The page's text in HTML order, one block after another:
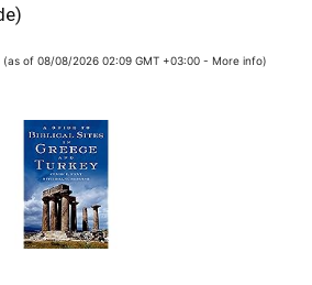
(as of 08/08/2026 02:09 GMT +03:00 - More info)